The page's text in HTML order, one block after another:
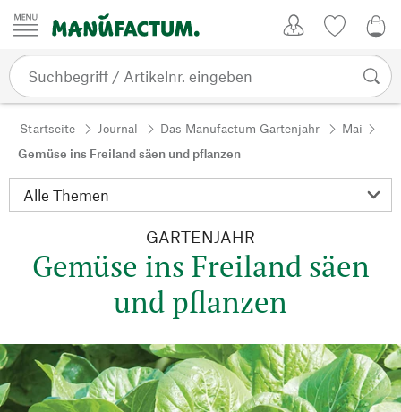
Zum Inhalt springen
Startseite Journal Das Manufactum Gartenjahr
Mai
Gemüse ins Freiland säen und pflanzen
GARTENJAHR
Gemüse ins Freiland säen
und pflanzen